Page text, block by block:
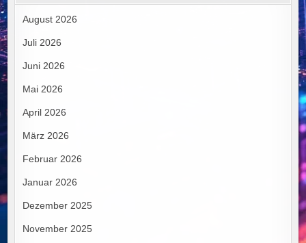
August 2026
Juli 2026
Juni 2026
Mai 2026
April 2026
März 2026
Februar 2026
Januar 2026
Dezember 2025
November 2025